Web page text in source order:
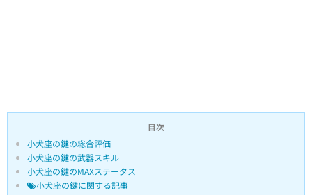
目次
小犬座の鍵の総合評価
小犬座の鍵の武器スキル
小犬座の鍵のMAXステータス
小犬座の鍵に関する記事